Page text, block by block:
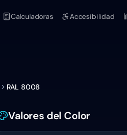
Calculadoras Accesibilidad
RAL 8008
Valores del Color